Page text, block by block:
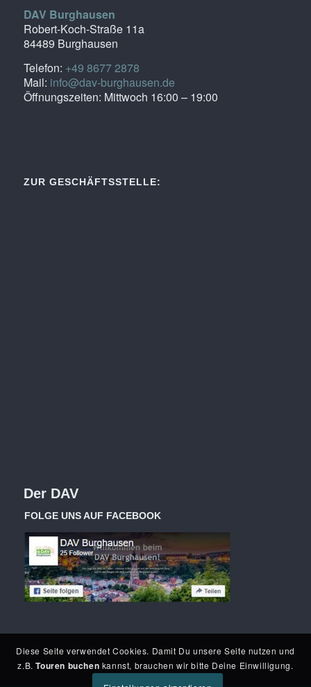
DAV Burghausen
Robert-Koch-Straße 11a
84489 Burghausen
Telefon: +49 8677 2878
Mail: info@dav-burghausen.de
Öffnungszeiten: Mittwoch 16:00 – 19:00
ZUR GESCHÄFTSSTELLE:
Der DAV
FOLGE UNS AUF FACEBOOK
Diese Seite verwendet Cookies. Damit Du unsere Seite nutzen und
z.B.Touren buchen kannst, brauchen wir bitte Deine Einwilligung.